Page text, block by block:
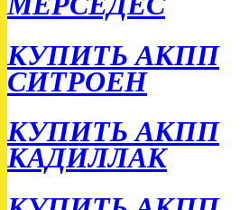
КУПИТЬ АКПП
СИТРОЕН
КУПИТЬ АКПП
КАДИЛЛАК